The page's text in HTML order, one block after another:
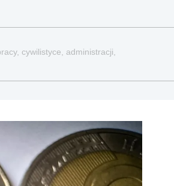
cywilistyce, administracji,